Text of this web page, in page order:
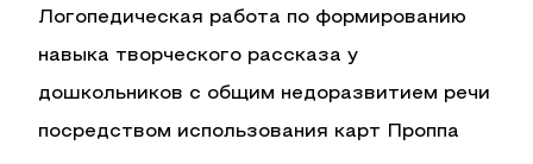
Логопедическая работа по формированию
навыка творческого рассказа у
дошкольников с общим недоразвитием речи
посредством использования карт Проппа